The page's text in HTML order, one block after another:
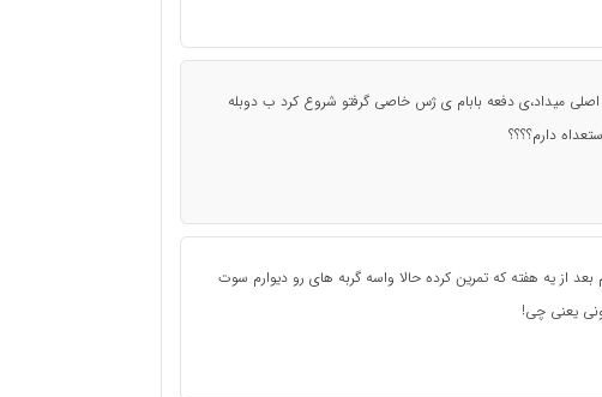
اصلی میداد،ی دفعه بابام ی ژس خاصی گرفتو شروع کرد ب دوبله
دارم؟؟؟؟
از یه هفته که تمرین کرده حالا واسه گربه های رو دیوارم سوت
یعنی چی!